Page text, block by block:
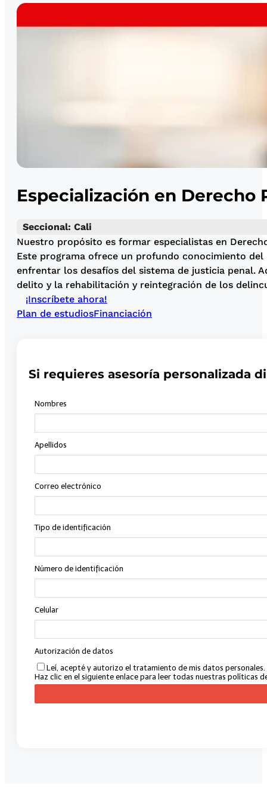
Especialización en Derecho
Seccional: Cali
Nuestro propósito es formar especialistas en
Este programa ofrece un profundo conocimiento
enfrentar los desafíos del sistema de justicia penal.
delito y la rehabilitación y reintegración de los
¡Inscríbete ahora!
Plan de estudiosFinanciación
Si requieres asesoría personalizada